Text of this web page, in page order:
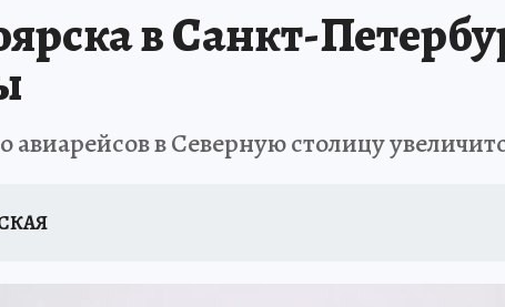
в Санкт-
авиарейсов в Северную столицу